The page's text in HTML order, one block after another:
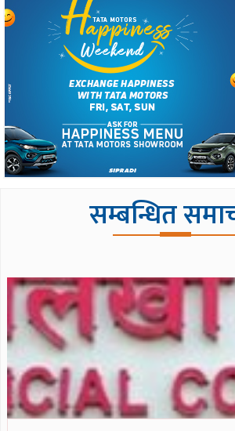
सम्बन्धित